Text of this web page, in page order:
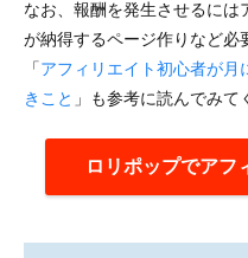
もし
もア
フィ
リエ
イト
Amazon
アソシ
エイト
なお、報酬を発生させるには
が納得するページ作りなど必
「 アフィリエイト初心者が月
きこと 」も参考に読んでみて
ロリポップでアフ